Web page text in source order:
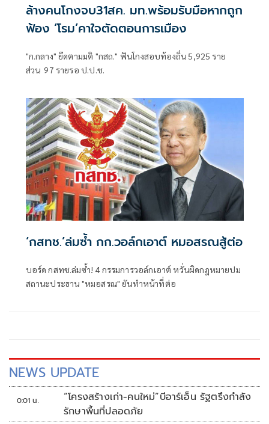
ล้างคนโกงจบ31สค. มท.พร้อมรับมือหากถูก
ฟ้อง ‘โรม’คาใจตัดตอนการเมือง
"ก.กลาง" ยึดตามมติ "กสถ." ฟันโกงสอบท้องถิ่น 5,925 ราย
ส่วน 97 รายรอ ป.ป.ช.
‘กสทช.’ล่มซํ้า กก.วอล์กเอาต์ หมอสรณสู้ต่อ
บอร์ด กสทช.ล่มซ้ำ! 4 กรรมการวอล์กเอาต์ หวั่นผิดกฎหมายปม
สถานะประธาน "หมอสรณ" ยันทำหน้าที่ต่อ
NEWS UPDATE
0:01 น.
“โครงสร้างเก่า-คนใหม่”บีอาร์เอ็น รัฐตรึงกำลัง
รักษาพื้นที่ปลอดภัย